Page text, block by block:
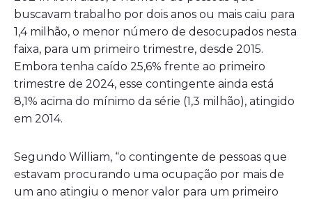
buscavam trabalho por dois anos ou mais caiu para
1,4 milhão, o menor número de desocupados nesta
faixa, para um primeiro trimestre, desde 2015.
Embora tenha caído 25,6% frente ao primeiro
trimestre de 2024, esse contingente ainda está
8,1% acima do mínimo da série (1,3 milhão), atingido
em 2014.
Segundo William, “o contingente de pessoas que
estavam procurando uma ocupação por mais de
um ano atingiu o menor valor para um primeiro